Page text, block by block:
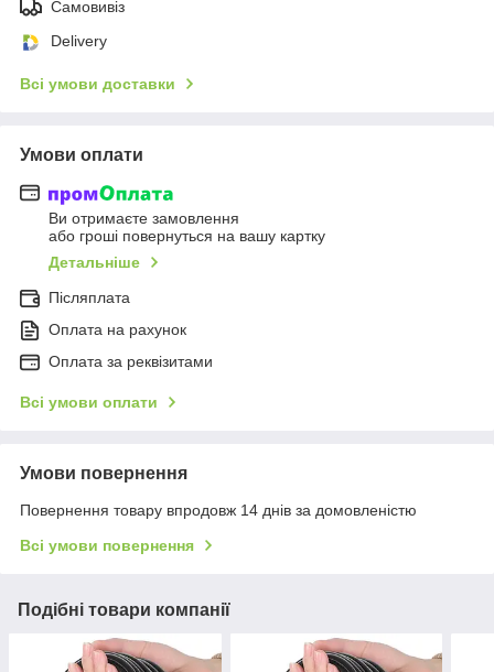
Самовивіз
Delivery
Всі умови доставки
Умови оплати
Ви отримаєте замовлення
або гроші повернуться на вашу картку
Детальніше
Післяплата
Оплата на рахунок
Оплата за реквізитами
Всі умови оплати
Умови повернення
Повернення товару впродовж 14 днів за домовленістю
Всі умови повернення
Подібні товари компанії